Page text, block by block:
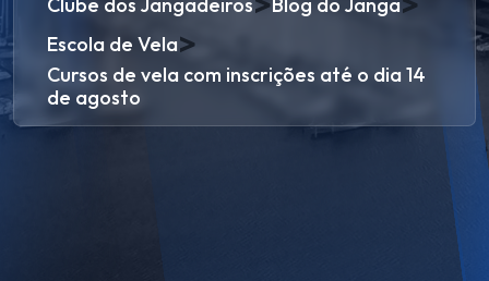
Escola de Vela>
Cursos de vela com inscrições até o dia 14
de agosto